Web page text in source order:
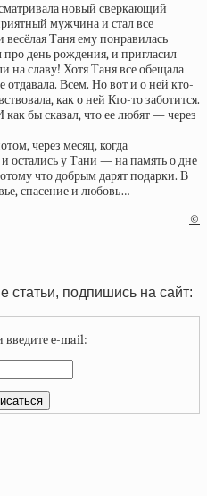
новый сверкающий
мужчина и стал все
весёлая Таня ему понравилась
день рождения, и пригласил
на славу! Хотя Таня все обещала
отдавала. Всем. Но вот и о ней кто-
как о ней Кто-то заботится.
бы сказал, что ее любят — через
через месяц, когда
остались у Тани — на память о дне
что добрым дарят подарки. В
спасение и любовь…
©
статьи, подпишись на сайт:
введите e-mail: